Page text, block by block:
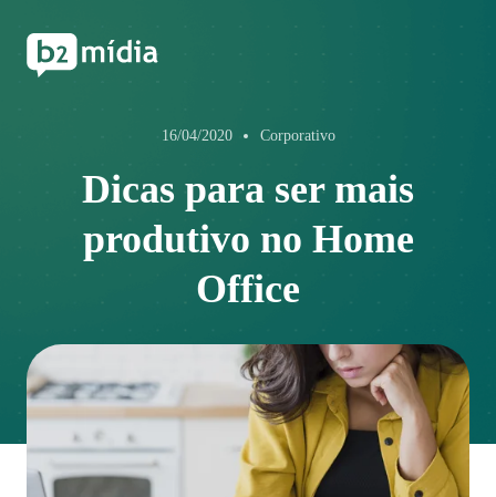
16/04/2020 Corporativo
Dicas para ser mais
produtivo no Home
Office